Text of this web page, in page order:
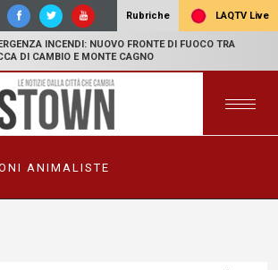
Rubriche LAQTV Live
INCENDI: NUOVO FRONTE DI FUOCO TRA
DI CAMBIO E MONTE CAGNO
ANIMALISTE